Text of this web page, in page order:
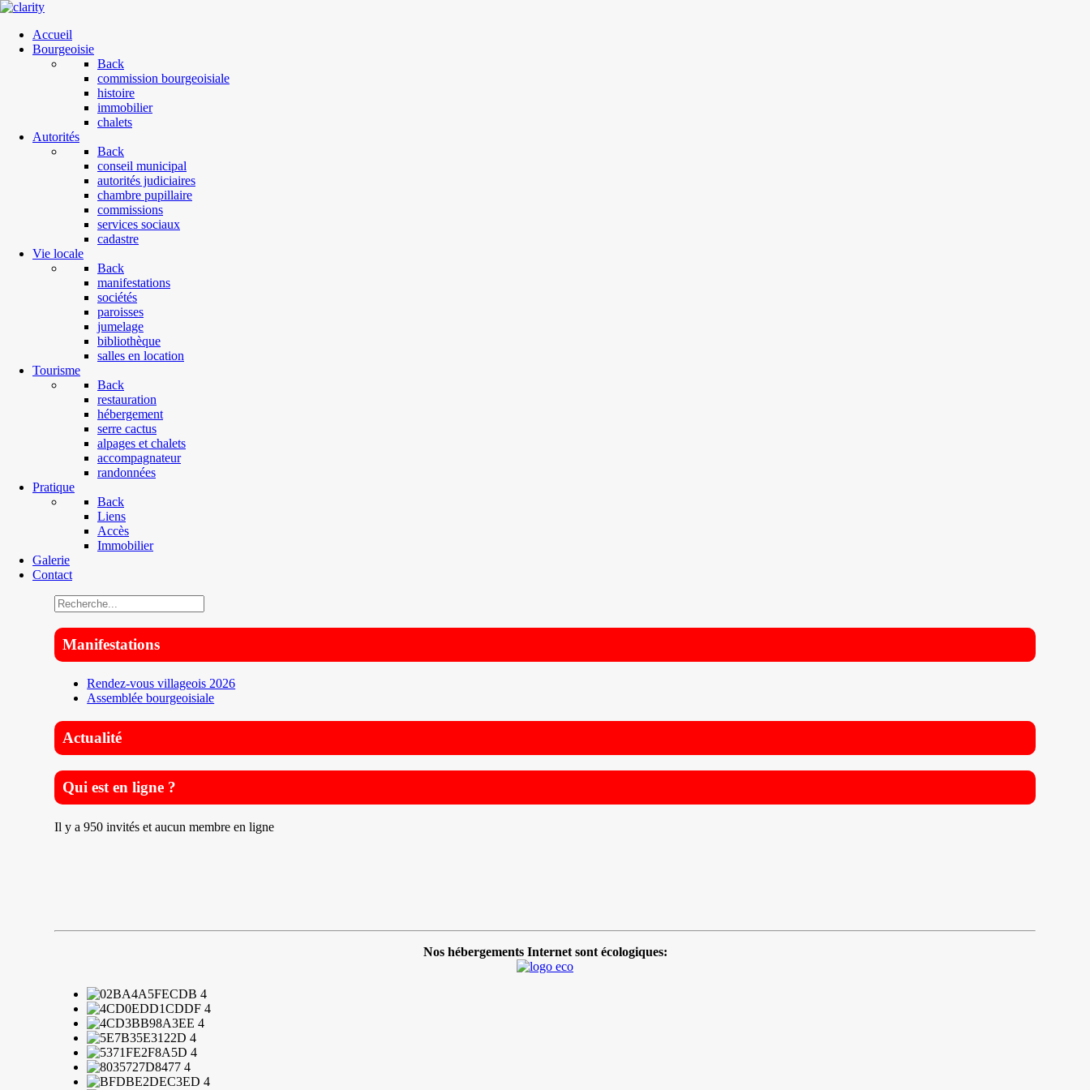
Accueil
Bourgeoisie
Back
commission bourgeoisiale
histoire
immobilier
chalets
Autorités
Back
conseil municipal
autorités judiciaires
chambre pupillaire
commissions
services sociaux
cadastre
Vie locale
Back
manifestations
sociétés
paroisses
jumelage
bibliothèque
salles en location
Tourisme
Back
restauration
hébergement
serre cactus
alpages et chalets
accompagnateur
randonnées
Pratique
Back
Liens
Accès
Immobilier
Galerie
Contact
Manifestations
Rendez-vous villageois 2026
Assemblée bourgeoisiale
Actualité
Qui est en ligne ?
Il y a 950 invités et aucun membre en ligne
Nos hébergements Internet sont écologiques: